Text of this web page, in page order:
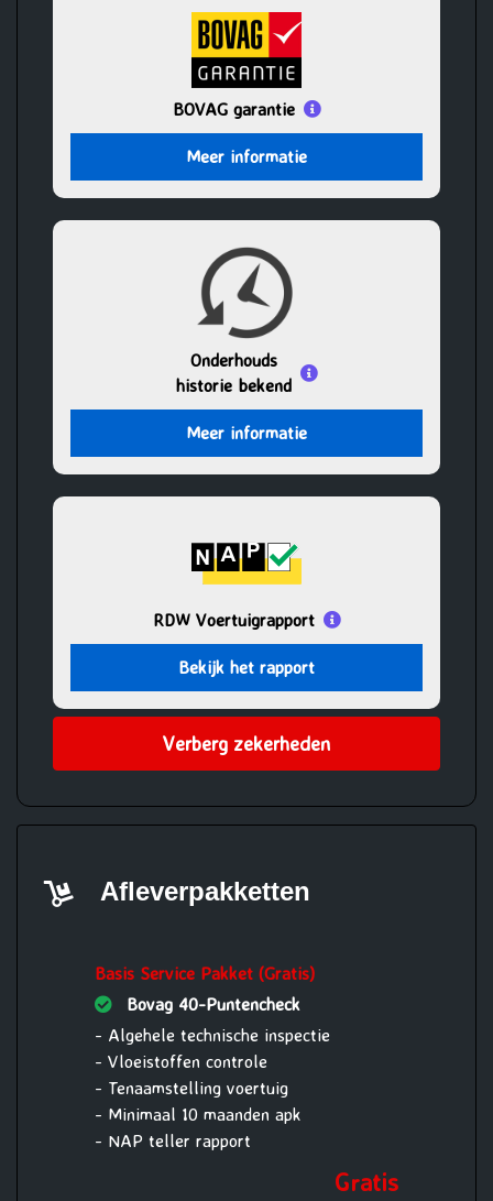
BOVAG garantie
Meer informatie
Onderhouds
historie bekend
Meer informatie
RDW Voertuigrapport
Bekijk het rapport
Verberg zekerheden
Afleverpakketten
Basis Service Pakket (Gratis)
Bovag 40-Puntencheck
- Algehele technische inspectie
- Vloeistoffen controle
- Tenaamstelling voertuig
- Minimaal 10 maanden apk
- NAP teller rapport
Gratis